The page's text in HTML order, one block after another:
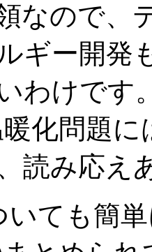
なので、
ギー開発
わけです
化問題
読み応え
いても簡